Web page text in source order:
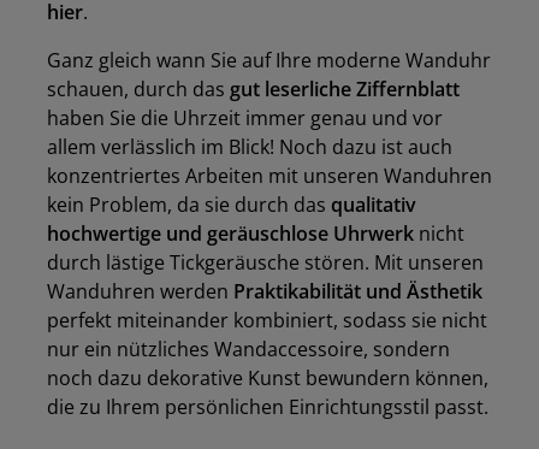
hier.
Ganz gleich wann Sie auf Ihre moderne Wanduhr
schauen, durch das gut leserliche Ziffernblatt
haben Sie die Uhrzeit immer genau und vor
allem verlässlich im Blick! Noch dazu ist auch
konzentriertes Arbeiten mit unseren Wanduhren
kein Problem, da sie durch das qualitativ
hochwertige und geräuschlose Uhrwerk nicht
durch lästige Tickgeräusche stören. Mit unseren
Wanduhren werden Praktikabilität und Ästhetik
perfekt miteinander kombiniert, sodass sie nicht
nur ein nützliches Wandaccessoire, sondern
noch dazu dekorative Kunst bewundern können,
die zu Ihrem persönlichen Einrichtungsstil passt.